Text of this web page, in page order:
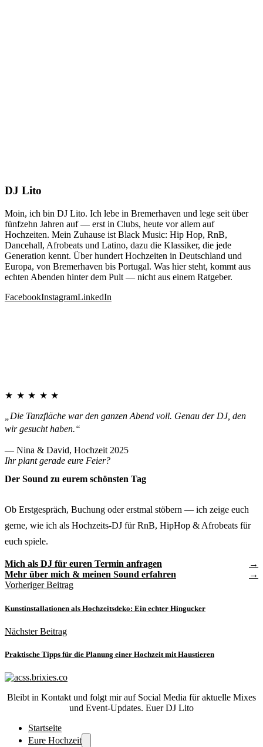
DJ Lito
Moin, ich bin DJ Lito. Ich lebe in Bremerhaven und lege seit über
fünfzehn Jahren auf — erst in Clubs, heute vor allem auf
Hochzeiten. Mein Zuhause ist Black Music: Hip Hop, RnB,
Dancehall, Afrobeats und Latino, dazu die Klassiker, die jede
Generation kennt. Über hundert Hochzeiten in Deutschland und
Europa, von Bremerhaven bis Portugal. Was hier steht, kommt aus
echten Abenden hinter dem Pult — nicht aus einem Ratgeber.
FacebookInstagramLinkedIn
★★★★★
„Die Tanzfläche war den ganzen Abend voll. Genau der DJ, den
wir gesucht haben.“
— Nina & David, Hochzeit 2025
Ihr plant gerade eure Feier?
Der Sound zu eurem schönsten Tag
Ob Erstgespräch, Buchung oder erstmal stöbern — ich zeige euch
gerne, wie ich als Hochzeits-DJ für RnB, HipHop & Afrobeats für
euch spiele.
Mich als DJ für euren Termin anfragen
Mehr über mich & meinen Sound erfahren
Vorheriger Beitrag
Kunstinstallationen als Hochzeitsdeko: Ein echter Hingucker
Nächster Beitrag
Praktische Tipps für die Planung einer Hochzeit mit Haustieren
Bleibt in Kontakt und folgt mir auf Social Media für aktuelle Mixes
und Event-Updates. Euer DJ Lito
Startseite
Eure Hochzeit